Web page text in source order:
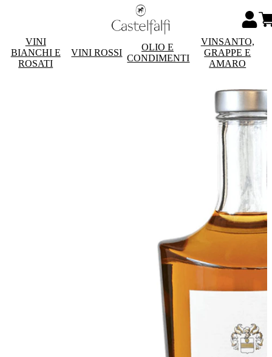
VINI
BIANCHI E
ROSATI
VINI ROSSI
OLIO E
CONDIMENTI
VINSANTO,
GRAPPE E
AMARO